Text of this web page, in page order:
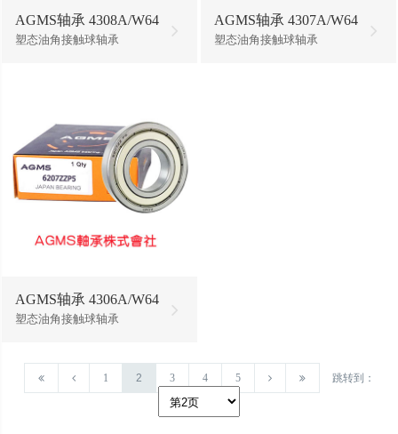
AGMS轴承 4308A/W64
塑态油角接触球轴承
AGMS轴承 4307A/W64
塑态油角接触球轴承
AGMS轴承 4306A/W64
塑态油角接触球轴承
1 2 3 4 5 跳转到：